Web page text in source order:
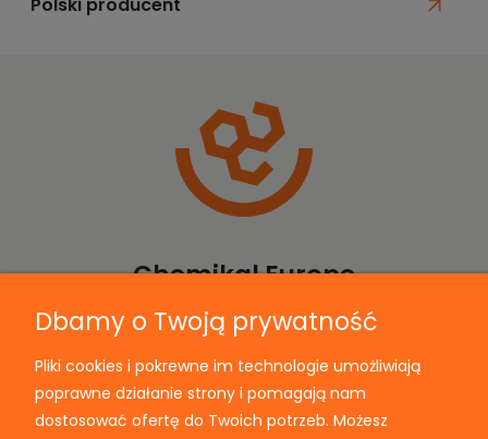
Polski producent
Chemikal Europe
Informacje
Dbamy o Twoją prywatność
Pliki cookies i pokrewne im technologie umożliwiają
poprawne działanie strony i pomagają nam
dostosować ofertę do Twoich potrzeb. Możesz